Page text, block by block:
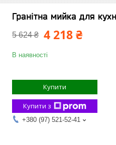
Гранітна мийка для
5 624 ₴ 4 218 ₴
В наявності
Купити
Купити з
+380 (97) 521-52-41